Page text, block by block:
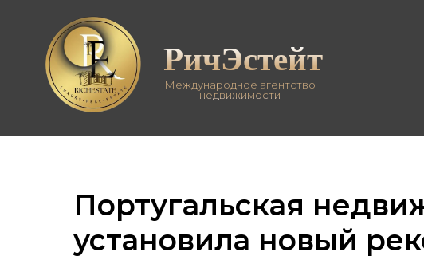
Международное агентство
недвижимости
РичЭстейт
Португальская
установила новый